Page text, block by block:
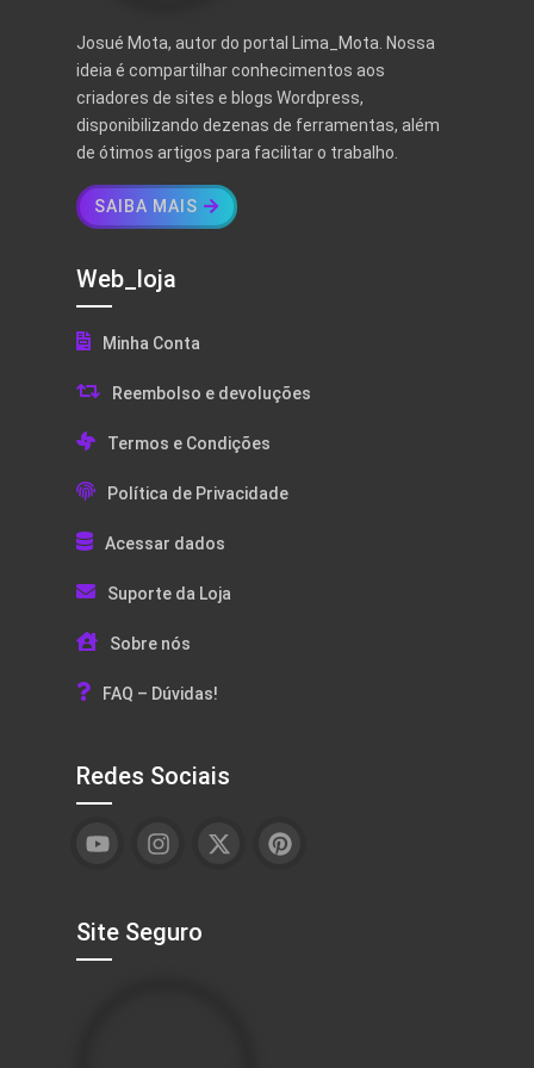
Josué Mota, autor do portal Lima_Mota. Nossa
ideia é compartilhar conhecimentos aos
criadores de sites e blogs Wordpress,
disponibilizando dezenas de ferramentas, além
de ótimos artigos para facilitar o trabalho.
SAIBA MAIS
Web_loja
Minha Conta
Reembolso e devoluções
Termos e Condições
Política de Privacidade
Acessar dados
Suporte da Loja
Sobre nós
FAQ – Dúvidas!
Redes Sociais
Site Seguro